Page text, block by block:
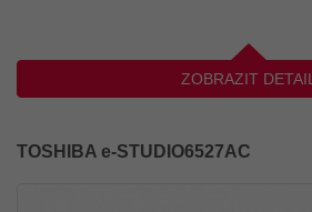
ZOBRAZIT DETAIL
TOSHIBA e-STUDIO6527AC